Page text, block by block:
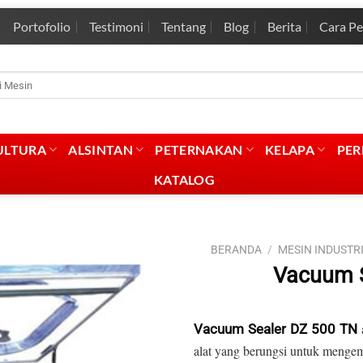
Portofolio Testimoni Tentang Blog Berita Cara
ALSINTAN PETERNAKAN KELAPA
KATALOG
BERANDA / MESIN INDUSTRI
Vacuum
Vacuum Sealer DZ 500 TN
alat yang berungsi untuk